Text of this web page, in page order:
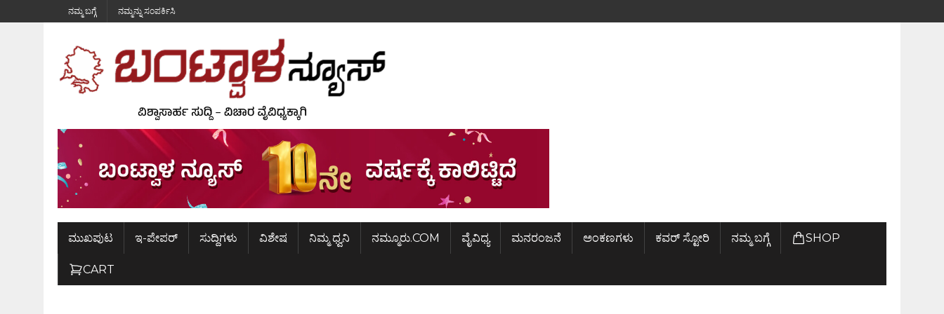
ನಮ್ಮ ಬಗ್ಗೆ ನಮ್ಮನ್ನು ಸಂಪರ್ಕಿಸಿ
ಮುಖಪುಟ ಇ-ಪೇಪರ್ ಸುದ್ದಿಗಳು ವಿಶೇಷ ನಿಮ್ಮ ಧ್ವನಿ ನಮ್ಮೂರು.COM ವೈವಿಧ್ಯ ಮನರಂಜನೆ ಅಂಕಣಗಳು ಕವರ್ ಸ್ಟೋರಿ ನಮ್ಮ ಬಗ್ಗೆ SHOP
CART